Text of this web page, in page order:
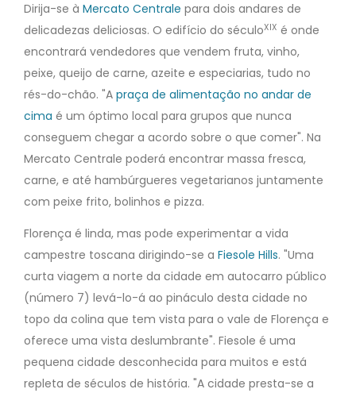
Dirija-se à Mercato Centrale para dois andares de
delicadezas deliciosas. O edifício do séculoXIX é onde
encontrará vendedores que vendem fruta, vinho,
peixe, queijo de carne, azeite e especiarias, tudo no
rés-do-chão. "A praça de alimentação no andar de
cima é um óptimo local para grupos que nunca
conseguem chegar a acordo sobre o que comer". Na
Mercato Centrale poderá encontrar massa fresca,
carne, e até hambúrgueres vegetarianos juntamente
com peixe frito, bolinhos e pizza.
Florença é linda, mas pode experimentar a vida
campestre toscana dirigindo-se a Fiesole Hills. "Uma
curta viagem a norte da cidade em autocarro público
(número 7) levá-lo-á ao pináculo desta cidade no
topo da colina que tem vista para o vale de Florença e
oferece uma vista deslumbrante". Fiesole é uma
pequena cidade desconhecida para muitos e está
repleta de séculos de história. "A cidade presta-se a